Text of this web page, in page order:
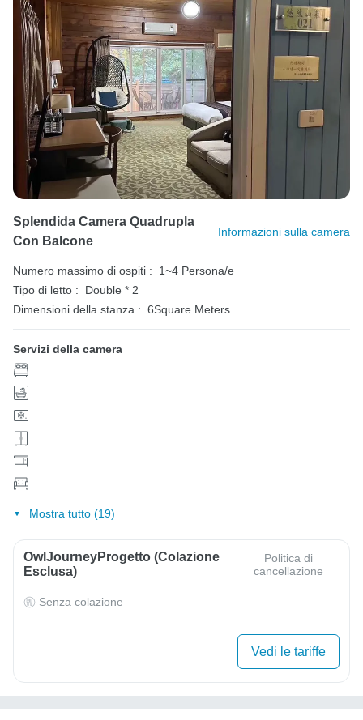
Splendida Camera Quadrupla
Con Balcone
Informazioni sulla camera
Numero massimo di ospiti :
1~4 Persona/e
Tipo di letto :
Double * 2
Dimensioni della stanza : 6Square Meters
Servizi della camera
Mostra tutto (19)
OwlJourneyProgetto (colazione
Esclusa)
Politica di
cancellazione
Senza colazione
Vedi le tariffe